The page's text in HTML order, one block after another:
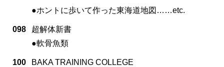
●ホントに歩いて作った東海道地図……etc.
098
超解体新書
●軟骨魚類
100 BAKA TRAINING COLLEGE